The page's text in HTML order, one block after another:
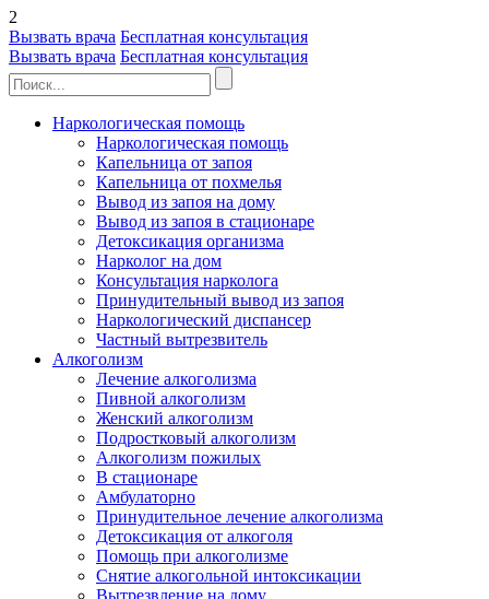
2
Вызвать врача Бесплатная консультация
Вызвать врача Бесплатная консультация
Наркологическая помощь
Наркологическая помощь
Капельница от запоя
Капельница от похмелья
Вывод из запоя на дому
Вывод из запоя в стационаре
Детоксикация организма
Нарколог на дом
Консультация нарколога
Принудительный вывод из запоя
Наркологический диспансер
Частный вытрезвитель
Алкоголизм
Лечение алкоголизма
Пивной алкоголизм
Женский алкоголизм
Подростковый алкоголизм
Алкоголизм пожилых
В стационаре
Амбулаторно
Принудительное лечение алкоголизма
Детоксикация от алкоголя
Помощь при алкоголизме
Снятие алкогольной интоксикации
Вытрезвление на дому